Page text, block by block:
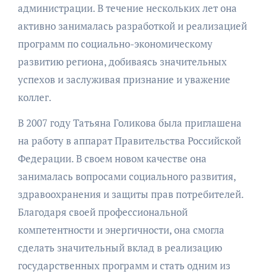
администрации. В течение нескольких лет она
активно занималась разработкой и реализацией
программ по социально-экономическому
развитию региона, добиваясь значительных
успехов и заслуживая признание и уважение
коллег.
В 2007 году Татьяна Голикова была приглашена
на работу в аппарат Правительства Российской
Федерации. В своем новом качестве она
занималась вопросами социального развития,
здравоохранения и защиты прав потребителей.
Благодаря своей профессиональной
компетентности и энергичности, она смогла
сделать значительный вклад в реализацию
государственных программ и стать одним из